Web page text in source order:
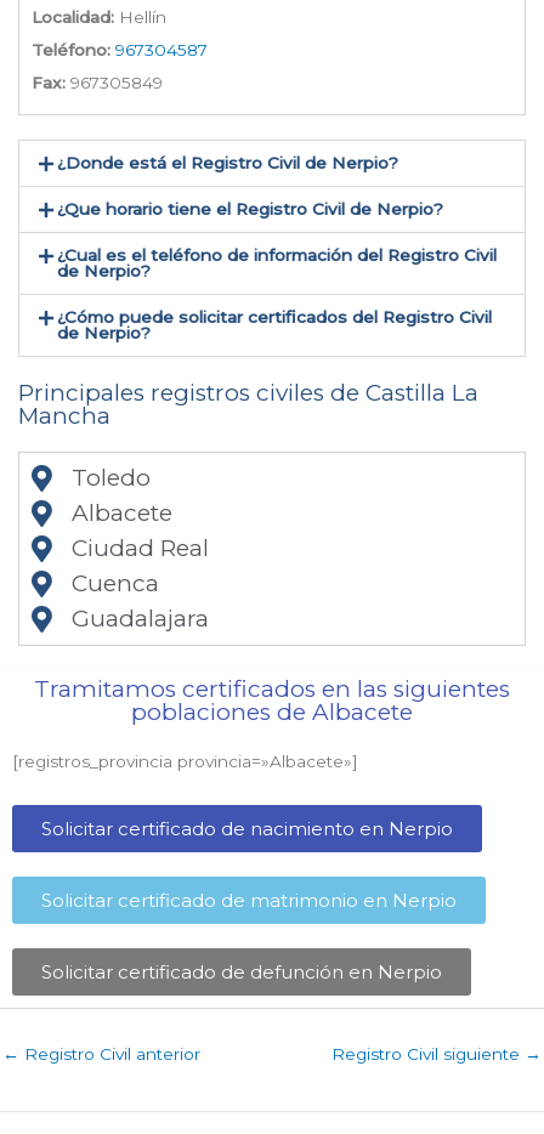
Localidad: Hellín
Teléfono: 967304587
Fax: 967305849
¿Donde está el Registro Civil de Nerpio​?
¿Que horario tiene el Registro Civil de Nerpio?
¿Cual es el teléfono de información del Registro Civil
de Nerpio​?
¿Cómo puede solicitar certificados del Registro Civil
de Nerpio​?
Principales registros civiles de Castilla La
Mancha
Toledo
Albacete
Ciudad Real
Cuenca
Guadalajara
Tramitamos certificados en las siguientes
poblaciones de Albacete​
[registros_provincia provincia=»Albacete​»]
Solicitar certificado de nacimiento en Nerpio​
Solicitar certificado de matrimonio en Nerpio​
Solicitar certificado de defunción en Nerpio​
← Registro Civil anterior Registro Civil siguiente →